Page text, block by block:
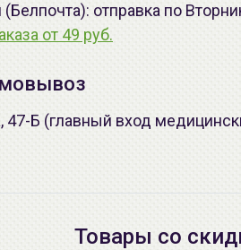
отправка по
от 49 руб.
47-Б (главный вход
Товары со